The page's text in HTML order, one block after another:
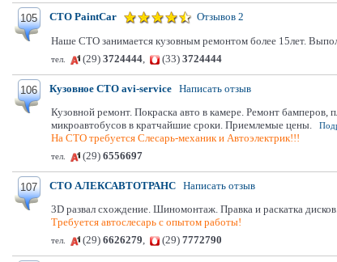
105 СТО PaintCar Отзывов 2
Наше СТО занимается кузовным ремонтом более 15лет.
тел.
(29) 3724444, (33) 3724444
106 Кузовное СТО avi-service Написать отзыв
Кузовной ремонт. Покраска авто в камере. Ремонт бамперов,
микроавтобусов в кратчайшие сроки. Приемлемые цены.
На СТО требуется Слесарь-механик и Автоэлектрик!!!
тел. (29) 6556697
107 СТО АЛЕКСАВТОТРАНС Написать отзыв
3D развал схождение. Шиномонтаж. Правка и раскатка
Требуется автослесарь с опытом работы!
тел. (29) 6626279, (29) 7772790